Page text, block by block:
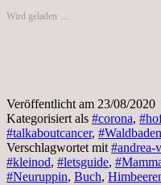
Wird geladen …
Veröffentlicht am 23/08/2020
Kategorisiert als #corona,
#talkaboutcancer,
Verschlagwortet mit #andrea-
#kleinod, #letsguide,
#Neuruppin, Buch,